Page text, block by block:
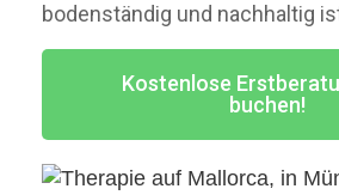
bodenständig und nachhaltig
Kostenlose
buchen!